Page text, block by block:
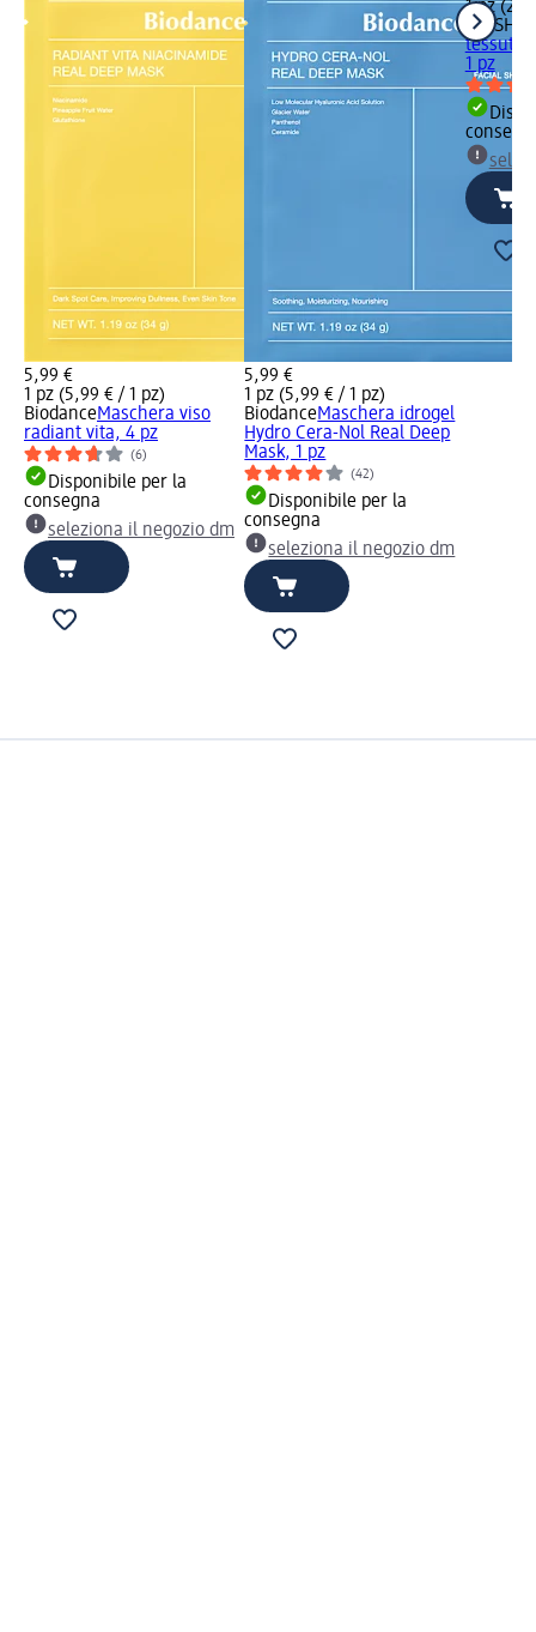
5,99 €
1 pz (5,99 € / 1 pz)
BiodanceMaschera viso
radiant vita, 4 pz
(6)
Disponibile per la
consegna
seleziona il negozio dm
5,99 €
1 pz (5,99 € / 1 pz)
BiodanceMaschera idrogel
Hydro Cera-Nol Real Deep
Mask, 1 pz
(42)
Disponibile per la
consegna
seleziona il negozio dm
1 pz
MISSHA
tessuto
1 pz